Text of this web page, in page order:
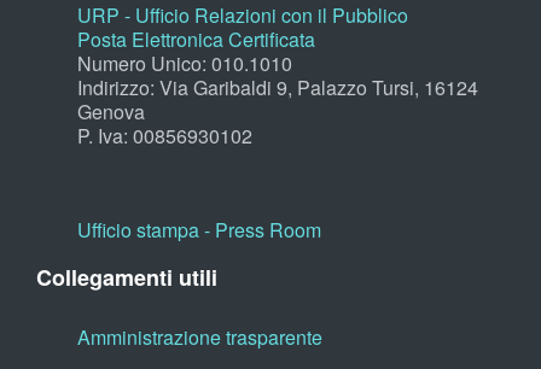
URP - Ufficio Relazioni con il Pubblico
Posta Elettronica Certificata
Numero Unico: 010.1010
Indirizzo: Via Garibaldi 9, Palazzo Tursi, 16124
Genova
P. Iva: 00856930102
Ufficio stampa - Press Room
Collegamenti utili
Amministrazione trasparente